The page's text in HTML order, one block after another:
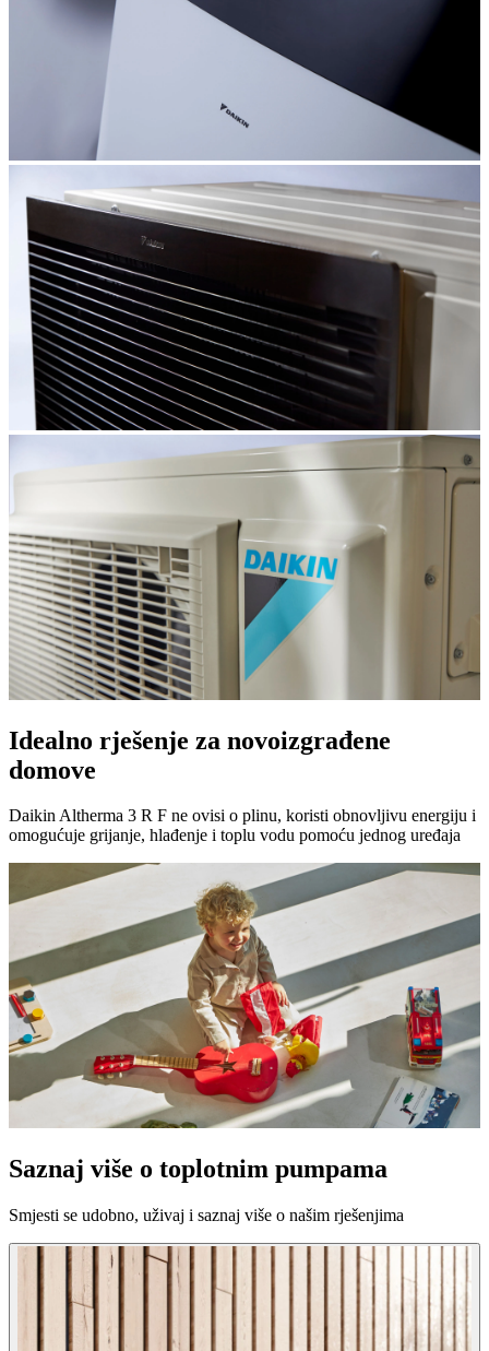
Idealno rješenje za novoizgrađene
domove
Daikin Altherma 3 R F ne ovisi o plinu, koristi obnovljivu energiju i
omogućuje grijanje, hlađenje i toplu vodu pomoću jednog uređaja
Saznaj više o toplotnim pumpama
Smjesti se udobno, uživaj i saznaj više o našim rješenjima